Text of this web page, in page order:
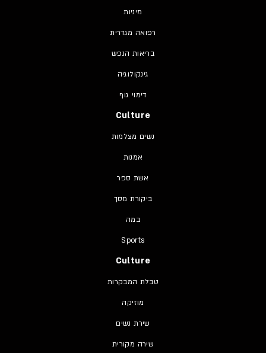
מיניות
רפואה מגדרית
בריאות הנפש
גינקולוגיה
דימוי גוף
Culture
נשים מצלמות
אמנות
אשת ספר
ביקורת מסך
במה
Sports
Culture
טבלת המבקרות
מוזיקה
שירת נשים
שירה מקורית